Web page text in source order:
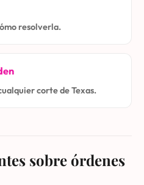
resolverla.
corte de Texas.
sobre órdenes